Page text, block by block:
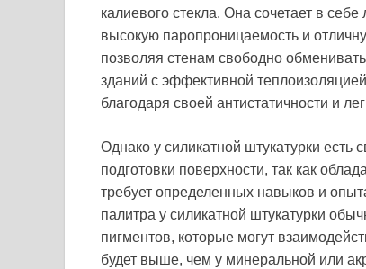
калиевого стекла. Она сочетает в
высокую паропроницаемость и
позволяя стенам свободно
зданий с эффективной
благодаря своей антистатичности и
Однако у силикатной штукатурки есть
подготовки поверхности, так как
требует определенных навыков и
палитра у силикатной штукатурки
пигментов, которые могут
будет выше, чем у минеральной или